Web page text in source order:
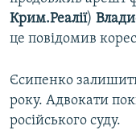
Усі сайти RFE/RL
Крим.Реалії)
це повідомив
Єсипенко
року. Адвокати
російського суду.